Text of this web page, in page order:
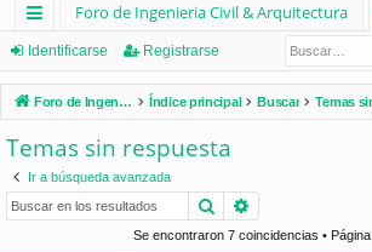
nl
ac
es
rá
pi
Foro de Ingenieria Civil & Arquitectura
Identificarse Registrarse
Foro de Ingenieria Civil & Arquitectura Índice principal Buscar
Temas sin respuesta
Ir a búsqueda avanzada
Buscar
Se encontraron 7 coincidencias • Página